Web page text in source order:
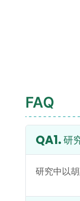
FAQ
研
研究中以